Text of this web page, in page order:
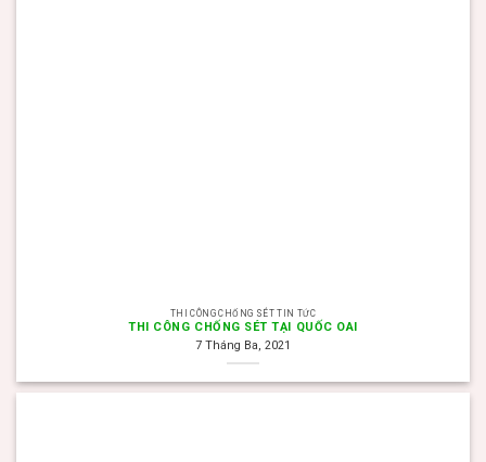
THI CÔNG CHỐNG SÉT TIN TỨC
THI CÔNG CHỐNG SÉT TẠI QUỐC OAI
7 Tháng Ba, 2021